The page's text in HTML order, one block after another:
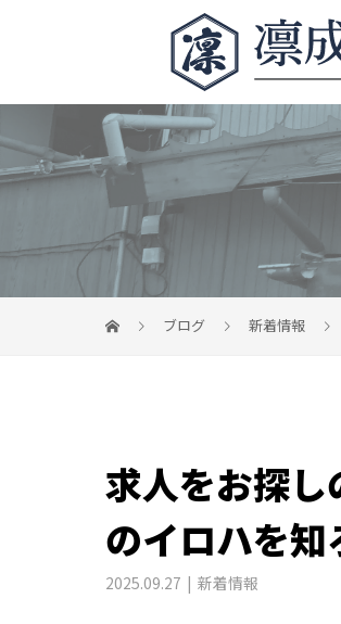
ブログ 新着情報
求人をお探
のイロハを知
2025.09.27 新着情報